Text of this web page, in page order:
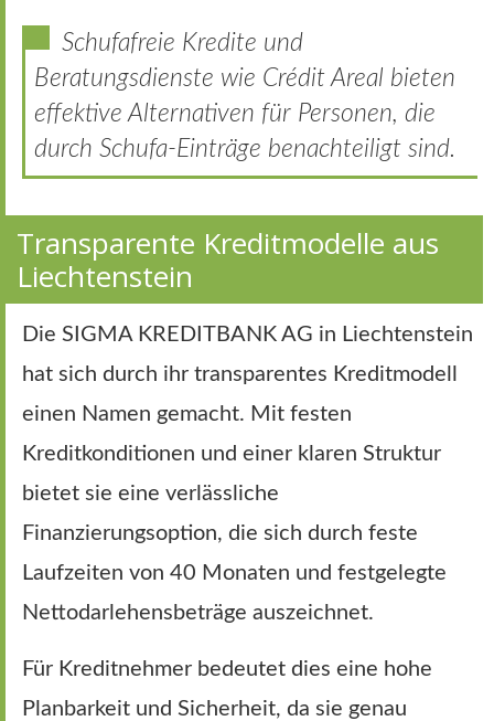
Schufafreie Kredite und
Beratungsdienste wie Crédit Areal bieten
effektive Alternativen für Personen, die
durch Schufa-Einträge benachteiligt sind.
Transparente Kreditmodelle aus
Liechtenstein
Die SIGMA KREDITBANK AG in Liechtenstein
hat sich durch ihr transparentes Kreditmodell
einen Namen gemacht. Mit festen
Kreditkonditionen und einer klaren Struktur
bietet sie eine verlässliche
Finanzierungsoption, die sich durch feste
Laufzeiten von 40 Monaten und festgelegte
Nettodarlehensbeträge auszeichnet.
Für Kreditnehmer bedeutet dies eine hohe
Planbarkeit und Sicherheit, da sie genau